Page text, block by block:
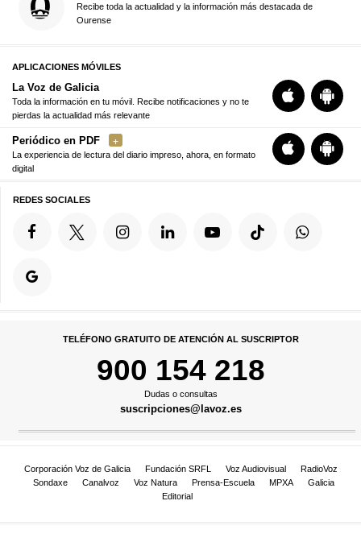
Recibe toda la actualidad y la información más destacada de
Ourense
APLICACIONES MÓVILES
La Voz de Galicia
Toda la información en tu móvil. Recibe notificaciones y no te
pierdas la actualidad más relevante
Periódico en PDF
La experiencia de lectura del diario impreso, ahora, en formato
digital
REDES SOCIALES
TELÉFONO GRATUITO DE ATENCIÓN AL SUSCRIPTOR
900 154 218
Dudas o consultas
suscripciones@lavoz.es
Corporación Voz de Galicia Fundación SRFL Voz Audiovisual
RadioVoz
Sondaxe
Canalvoz Voz Natura Prensa-Escuela MPXA
Galicia
Editorial